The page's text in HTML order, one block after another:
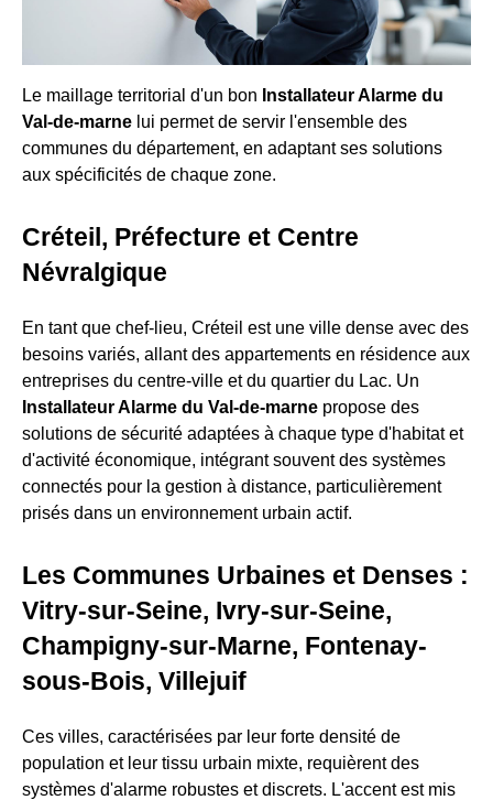
Le maillage territorial d'un bon Installateur Alarme du
Val-de-marne lui permet de servir l'ensemble des
communes du département, en adaptant ses solutions
aux spécificités de chaque zone.
Créteil, Préfecture et Centre
Névralgique
En tant que chef-lieu, Créteil est une ville dense avec des
besoins variés, allant des appartements en résidence aux
entreprises du centre-ville et du quartier du Lac. Un
Installateur Alarme du Val-de-marne propose des
solutions de sécurité adaptées à chaque type d'habitat et
d'activité économique, intégrant souvent des systèmes
connectés pour la gestion à distance, particulièrement
prisés dans un environnement urbain actif.
Les Communes Urbaines et Denses :
Vitry-sur-Seine, Ivry-sur-Seine,
Champigny-sur-Marne, Fontenay-
sous-Bois, Villejuif
Ces villes, caractérisées par leur forte densité de
population et leur tissu urbain mixte, requièrent des
systèmes d'alarme robustes et discrets. L'accent est mis